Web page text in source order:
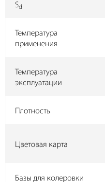
Sd
Температура
применения
Температура
эксплуатации
Плотность
Цветовая карта
Базы для колеровки